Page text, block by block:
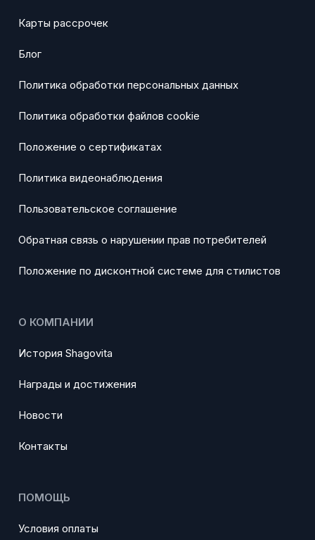
Карты рассрочек
Блог
Политика обработки персональных данных
Политика обработки файлов cookie
Положение о сертификатах
Политика видеонаблюдения
Пользовательское соглашение
Обратная связь о нарушении прав потребителей
Положение по дисконтной системе для стилистов
О КОМПАНИИ
История Shagovita
Награды и достижения
Новости
Контакты
ПОМОЩЬ
Условия оплаты